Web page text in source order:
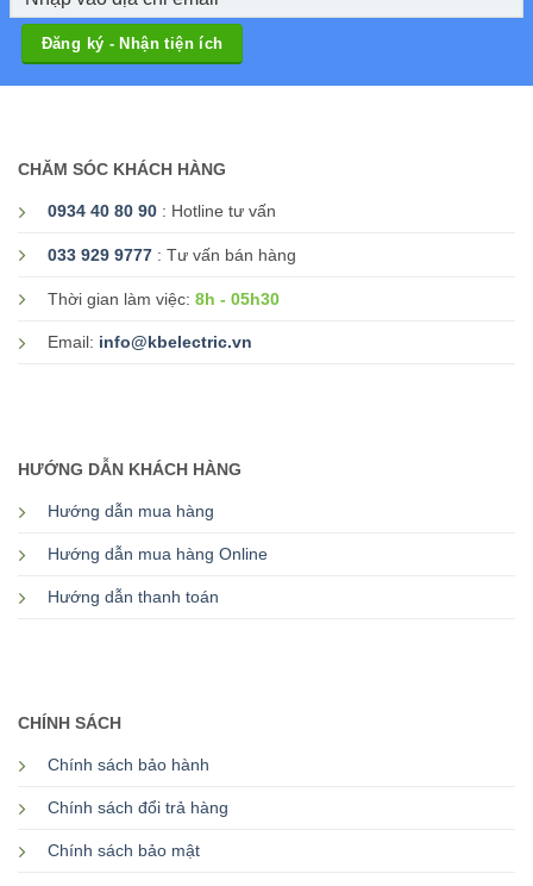
CHĂM SÓC KHÁCH HÀNG
0934 40 80 90 : Hotline tư vấn
033 929 9777 : Tư vấn bán hàng
Thời gian làm việc: 8h - 05h30
Email: info@kbelectric.vn
HƯỚNG DẪN KHÁCH HÀNG
Hướng dẫn mua hàng
Hướng dẫn mua hàng Online
Hướng dẫn thanh toán
CHÍNH SÁCH
Chính sách bảo hành
Chính sách đổi trả hàng
Chính sách bảo mật